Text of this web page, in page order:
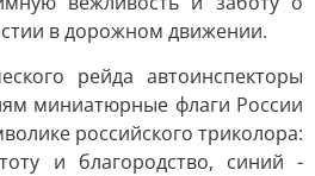
в дорожном движении.
рейда автоинспекторы
миниатюрные флаги России
российского триколора:
и благородство, синий -